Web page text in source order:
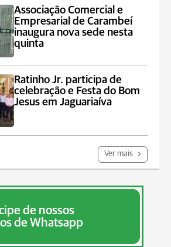
Associação Comercial e
Empresarial de Carambeí
inaugura nova sede nesta
quinta
Ratinho Jr. participa de
celebração e Festa do Bom
Jesus em Jaguariaíva
Ver mais
de nossos
de Whatsapp